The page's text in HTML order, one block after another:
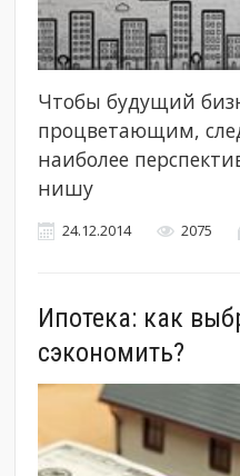
Чтобы будущий
процветающим,
наиболее
нишу
24.12.2014 2075
Ипотека: как
сэкономить?